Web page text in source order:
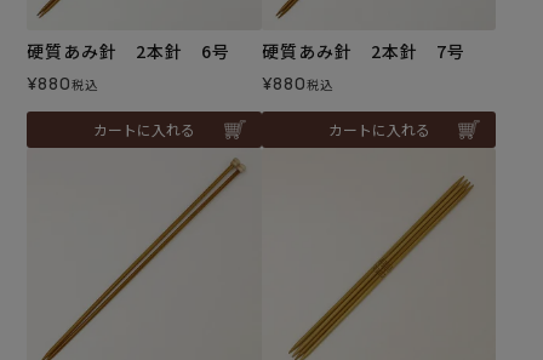
硬質あみ針 2本針 6号
¥880税込
カートに入れる
硬質あみ針 2本針 7号
¥880税込
カートに入れる